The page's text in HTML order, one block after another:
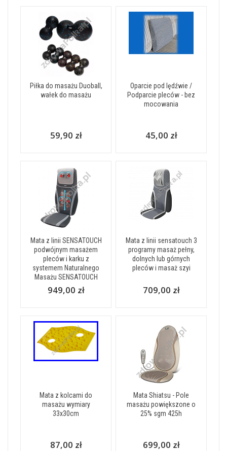
Piłka do masażu Duoball,
wałek do masażu
59,90 zł
Oparcie pod lędźwie /
Podparcie pleców - bez
mocowania
45,00 zł
Mata z linii SENSATOUCH
podwójnym masażem
pleców i karku z
systemem Naturalnego
Masażu SENSATOUCH
949,00 zł
Mata z linii sensatouch 3
programy masaż pełny,
dolnych lub górnych
pleców i masaż szyi
709,00 zł
Mata z kolcami do
masażu wymiary
33x30cm
87,00 zł
Mata Shiatsu - Pole
masażu powiększone o
25% sgm 425h
699,00 zł